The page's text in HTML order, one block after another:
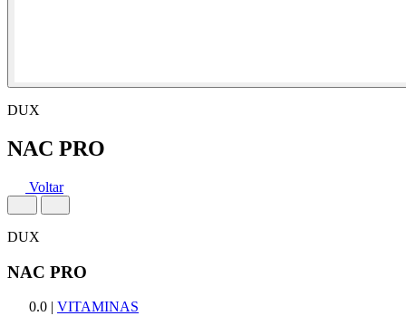
DUX
NAC PRO
Voltar
DUX
NAC PRO
0.0 | VITAMINAS